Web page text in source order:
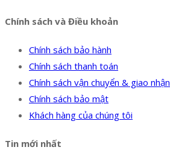
Chính sách và Điều khoản
Chính sách bảo hành
Chính sách thanh toán
Chính sách vận chuyển & giao nhận
Chính sách bảo mật
Khách hàng của chúng tôi
Tin mới nhất